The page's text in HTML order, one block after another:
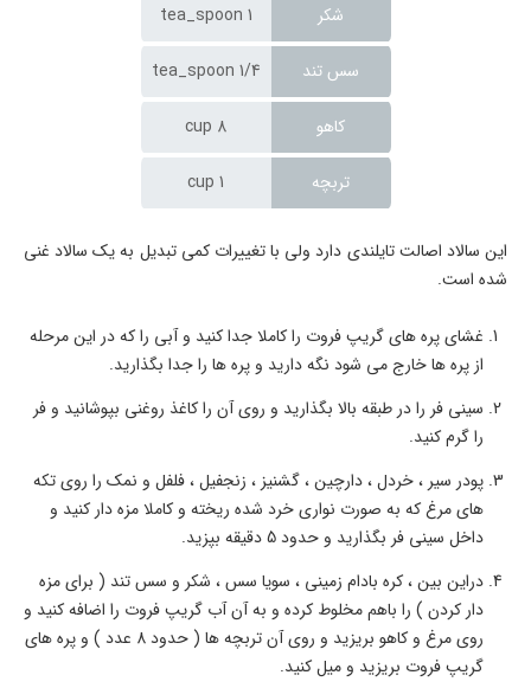
شکر 1 tea_spoon
سس تند 1/4 tea_spoon
کاهو 8 cup
تربچه 1 cup
این سالاد اصالت تایلندی دارد ولی با تغییرات کمی تبدیل به یک سالاد غنی
شده است.
غشای پره های گریپ فروت را کاملا جدا کنید و آبی را که در این مرحله
از پره ها خارج می شود نگه دارید و پره ها را جدا بگذارید.
سینی فر را در طبقه بالا بگذارید و روی آن را کاغذ روغنی بپوشانید و فر
را گرم کنید.
پودر سیر ، خردل ، دارچین ، گشنیز ، زنجفیل ، فلفل و نمک را روی تکه
های مرغ که به صورت نواری خرد شده ریخته و کاملا مزه دار کنید و
داخل سینی فر بگذارید و حدود 5 دقیقه بپزید.
دراین بین ، کره بادام زمینی ، سویا سس ، شکر و سس تند ( برای مزه
دار کردن ) را باهم مخلوط کرده و به آن آب گریپ فروت را اضافه کنید و
روی مرغ و کاهو بریزید و روی آن تربچه ها ( حدود 8 عدد ) و پره های
گریپ فروت بریزید و میل کنید.